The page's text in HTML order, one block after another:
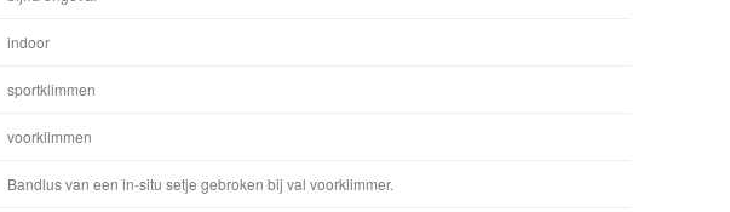
indoor
sportklimmen
voorklimmen
Bandlus van een in-situ setje gebroken bij val voorklimmer.